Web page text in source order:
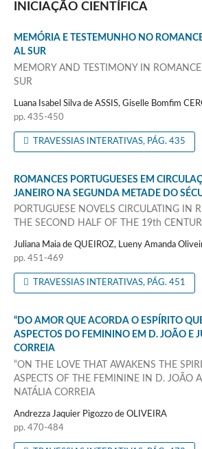
INICIAÇÃO CIENTÍFICA
MEMÓRIA E TESTEMUNHO NO
AL SUR
MEMORY AND TESTIMONY IN
SUR
Luana Isabel Silva de ASSIS, Giselle Bomfim
pp. 435-450
TRAVESSIAS INTERATIVAS, PÁG. 435
ROMANCES PORTUGUESES EM
JANEIRO NA SEGUNDA METADE DO
PORTUGUESE NOVELS CIRCULATING IN
THE SECOND HALF OF THE 19th
Juliana Maia de QUEIROZ, Lueny Amanda
pp. 451-469
TRAVESSIAS INTERATIVAS, PÁG. 451
“DO AMOR QUE ACORDA O ESPÍRITO
ASPECTOS DO FEMININO EM D. JOÃO E
CORREIA
“ON THE LOVE THAT AWAKENS THE
ASPECTS OF THE FEMININE IN D. JOÃO
NATÁLIA CORREIA
Andrezza Jaquier Pigozzo de OLIVEIRA
pp. 470-484